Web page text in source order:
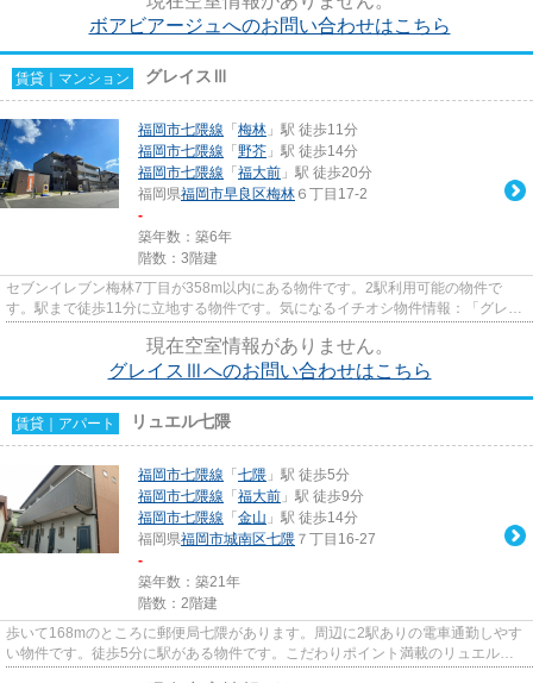
ボアビアージュへのお問い合わせはこちら
賃貸｜マンション グレイスⅢ
福岡市七隈線 「 梅林 」駅 徒歩11分
福岡市七隈線 「 野芥 」駅 徒歩14分
福岡市七隈線 「 福大前 」駅 徒歩20分
福岡県福岡市早良区梅林 ６丁目17-2
-
築年数：築6年
階数：3階建
セブンイレブン梅林7丁目が358m以内にある物件です。2駅利用可能の物件で
す。駅まで徒歩11分に立地する物件です。気になるイチオシ物件情報：「グレイ
現在空室情報がありません。
グレイスⅢへのお問い合わせはこちら
賃貸｜アパート リュエル七隈
福岡市七隈線 「 七隈 」駅 徒歩5分
福岡市七隈線 「 福大前 」駅 徒歩9分
福岡市七隈線 「 金山 」駅 徒歩14分
福岡県福岡市城南区七隈 ７丁目16-27
-
築年数：築21年
階数：2階建
歩いて168mのところに郵便局七隈があります。周辺に2駅ありの電車通勤しやす
い物件です。徒歩5分に駅がある物件です。こだわりポイント満載のリュエル七